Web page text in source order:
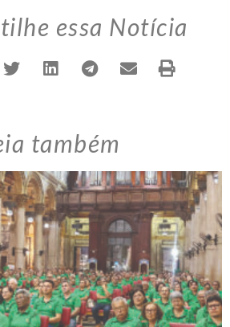
essa Notícia
também